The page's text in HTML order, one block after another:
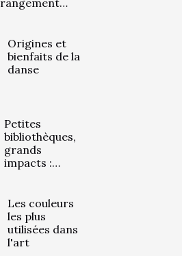
s'harmonisent
à la décoration
Origines et
bienfaits de la
danse
Petites
bibliothèques,
grands
impacts :
de proximité
Les couleurs
les plus
utilisées dans
l'art